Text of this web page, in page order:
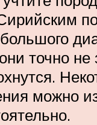
точно не
можно